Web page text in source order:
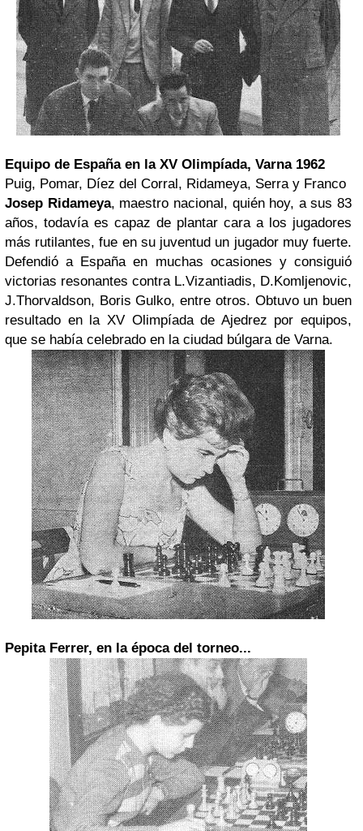
Equipo de España en la XV Olimpíada, Varna 1962
Puig, Pomar, Díez del Corral, Ridameya, Serra y Franco
Josep Ridameya, maestro nacional, quién hoy, a sus 83
años, todavía es capaz de plantar cara a los jugadores
más rutilantes, fue en su juventud un jugador muy fuerte.
Defendió a España en muchas ocasiones y consiguió
victorias resonantes contra L.Vizantiadis, D.Komljenovic,
J.Thorvaldson, Boris Gulko, entre otros. Obtuvo un buen
resultado en la XV Olimpíada de Ajedrez por equipos,
que se había celebrado en la ciudad búlgara de Varna.
Pepita Ferrer, en la época del torneo...